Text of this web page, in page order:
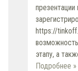
https://
этапу, а
Подробнее »